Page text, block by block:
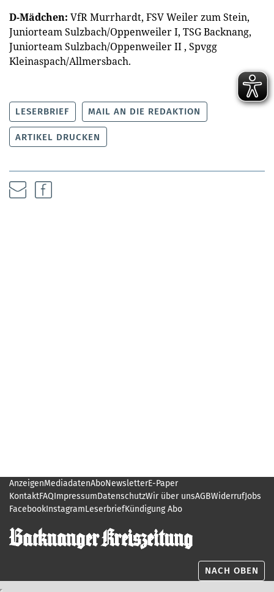
D-Mädchen: VfR Murrhardt, FSV Weiler zum Stein,
Juniorteam Sulzbach/Oppenweiler I, TSG Backnang,
Juniorteam Sulzbach/Oppenweiler II , Spvgg
Kleinaspach/Allmersbach.
LESERBRIEF MAIL AN DIE REDAKTION
ARTIKEL DRUCKEN
AnzeigenMediadatenAboNewsletterE-Paper
KontaktFAQImpressumDatenschutzWir über unsAGBWiderrufJobs
FacebookInstagramLeserbriefKündigung Abo
NACH OBEN